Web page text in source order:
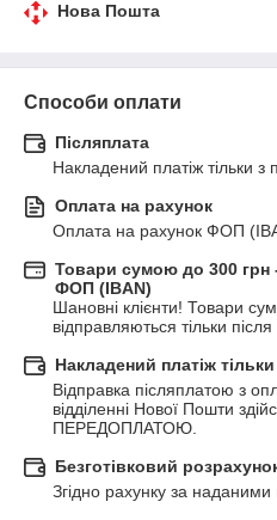
Нова Пошта
Способи оплати
Післяплата
Накладений платіж тільки
Оплата на рахунок
Оплата на рахунок ФОП
Товари сумою до 300 грн
ФОП (IBAN)
Шановні клієнти! Товари
відправляються тільки
Накладений платіж
Відправка післяплатою з
відділенні Нової Пошти
ПЕРЕДОПЛАТОЮ.
Безготівковий
Згідно рахунку за наданими